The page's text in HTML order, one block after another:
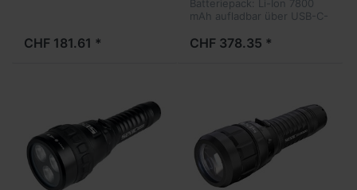
CHF 181.61 *
Batteriepack: Li-Ion 7800
mAh aufladbar über USB-C-
max. Leistung, reduzierte
CHF 378.35 *